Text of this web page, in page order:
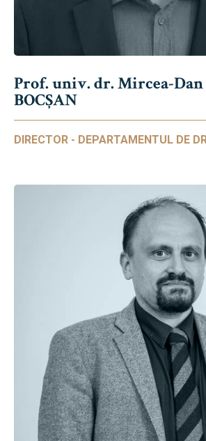
Prof. univ. dr. Mircea-Dan
BOCȘAN
DIRECTOR - DEPARTAMENTUL DE